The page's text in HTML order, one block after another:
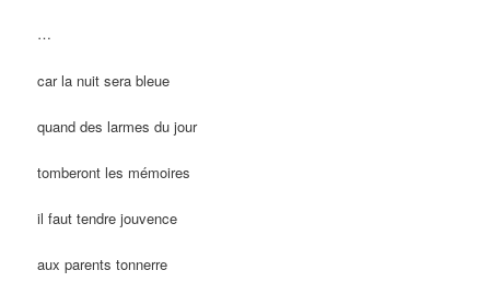
…
car la nuit sera bleue
quand des larmes du jour
tomberont les mémoires
il faut tendre jouvence
aux parents tonnerre